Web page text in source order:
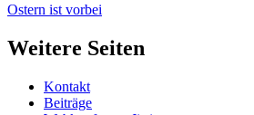
Ostern ist vorbei
Weitere Seiten
Kontakt
Beiträge